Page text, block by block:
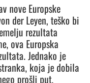
nove Europske
der Leyen, teško bi
rezultata
ova Europska
Jednako je
koja je dobila
prošli put,